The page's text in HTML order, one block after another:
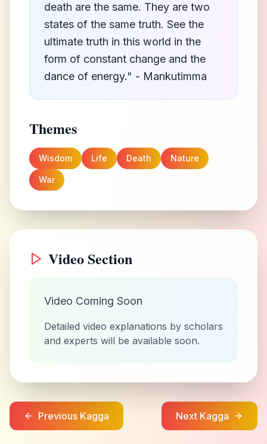
death are the same. They are two
states of the same truth. See the
ultimate truth in this world in the
form of constant change and the
dance of energy." - Mankutimma
Themes
Wisdom Life Death Nature
War
Video Section
Video Coming Soon
Detailed video explanations by scholars
and experts will be available soon.
Previous Kagga Next Kagga